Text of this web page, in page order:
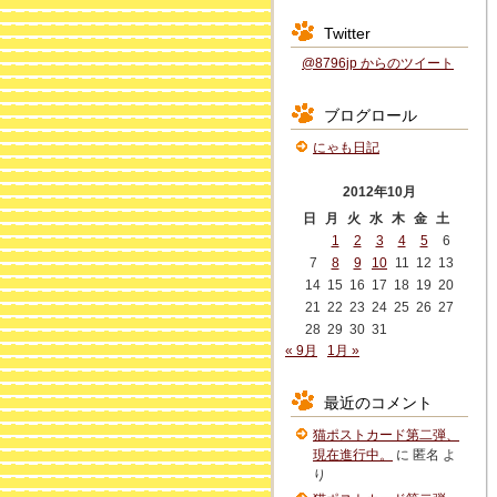
Twitter
@8796jp からのツイート
ブログロール
にゃも日記
2012年10月
日
月 火 水 木 金 土
1
2 3 4 5
6
7
8 9 10 11 12 13
14 15 16 17 18 19 20
21 22 23 24 25 26 27
28 29 30 31
« 9月
1月 »
最近のコメント
猫ポストカード第二弾、
現在進行中。
に 匿名 よ
り